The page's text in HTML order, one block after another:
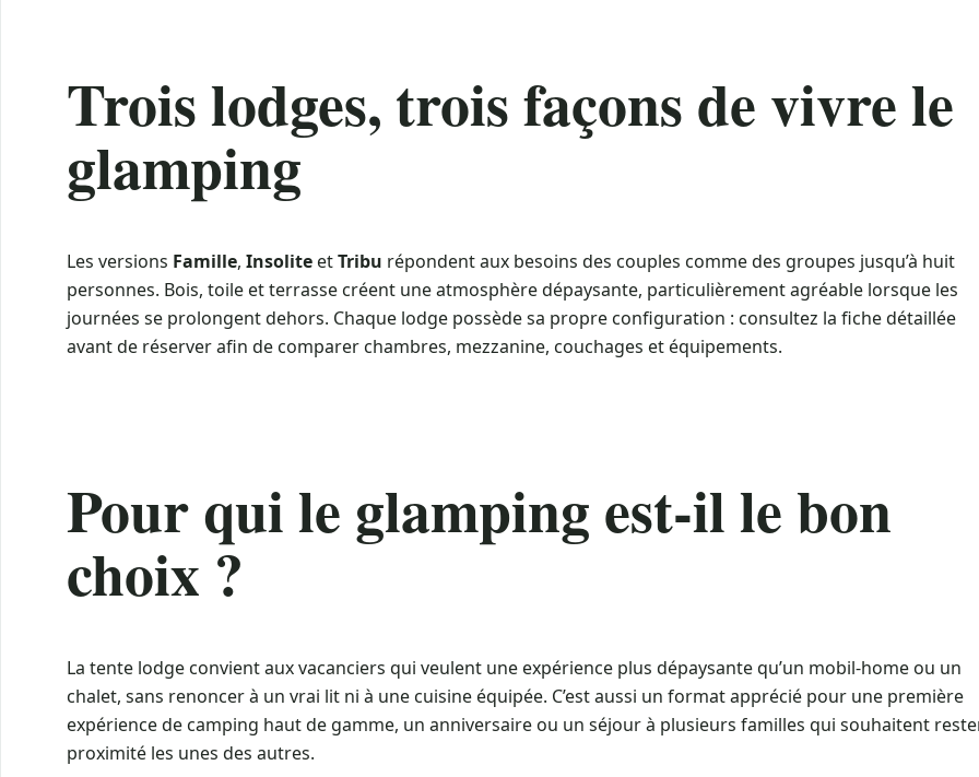
Trois lodges, trois façons de vivre le
glamping
Les versions Famille, Insolite etTribu répondent aux besoins des couples comme des groupes jusqu’à huit
personnes. Bois, toile et terrasse créent une atmosphère dépaysante, particulièrement agréable lorsque les
journées se prolongent dehors. Chaque lodge possède sa propre configuration : consultez la fiche détaillée
avant de réserver afin de comparer chambres, mezzanine, couchages et équipements.
Pour qui le glamping est-il le bon
choix ?
La tente lodge convient aux vacanciers qui veulent une expérience plus dépaysante qu’un mobil-home ou un
chalet, sans renoncer à un vrai lit ni à une cuisine équipée. C’est aussi un format apprécié pour une première
expérience de camping haut de gamme, un anniversaire ou un séjour à plusieurs familles qui souhaitent
proximité les unes des autres.